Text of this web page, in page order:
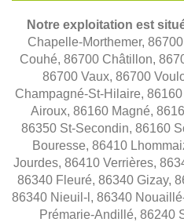
Notre exploitation est
Chapelle-Morthemer,
Couhé, 86700 Châtillon,
86700 Vaux, 86700
Champagné-St-Hilaire,
Airoux, 86160 Magné,
86350 St-Secondin, 86160
Bouresse, 86410
Jourdes, 86410 Verrières,
86340 Fleuré, 86340 Gizay,
86340 Nieuil-l, 86340
Prémarie-Andillé, 86240